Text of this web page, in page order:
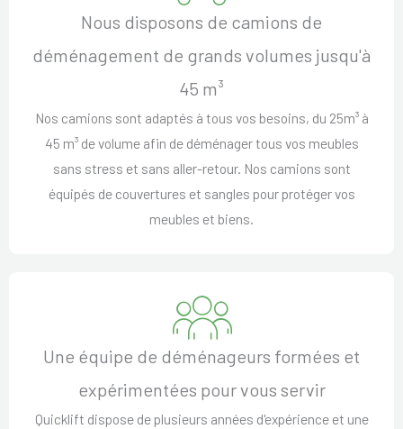
Nous disposons de camions de
déménagement de grands volumes jusqu'à
45 m³
Nos camions sont adaptés à tous vos besoins, du 25m³ à
45 m³ de volume afin de déménager tous vos meubles
sans stress et sans aller-retour. Nos camions sont
équipés de couvertures et sangles pour protéger vos
meubles et biens.
Une équipe de déménageurs formées et
expérimentées pour vous servir
Quicklift dispose de plusieurs années d'expérience et une